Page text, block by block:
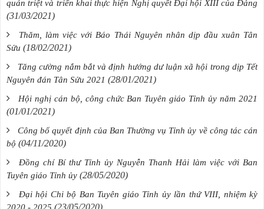
quán triệt và triển khai thực hiện Nghị quyết Đại hội XIII của Đảng
(31/03/2021)
Thăm, làm việc với Báo Thái Nguyên nhân dịp đầu xuân Tân
Sửu (18/02/2021)
Tăng cường nắm bắt và định hướng dư luận xã hội trong dịp Tết
Nguyên đán Tân Sửu 2021 (28/01/2021)
Hội nghị cán bộ, công chức Ban Tuyên giáo Tỉnh ủy năm 2021
(01/01/2021)
Công bố quyết định của Ban Thường vụ Tỉnh ủy về công tác cán
bộ (04/11/2020)
Đồng chí Bí thư Tỉnh ủy Nguyễn Thanh Hải làm việc với Ban
Tuyên giáo Tỉnh ủy (28/05/2020)
Đại hội Chi bộ Ban Tuyên giáo Tỉnh ủy lần thứ VIII, nhiệm kỳ
(23/05/2020)